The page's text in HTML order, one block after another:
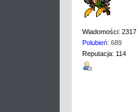
Wiadomości: 2317
Polubień: 689
Reputacja: 114